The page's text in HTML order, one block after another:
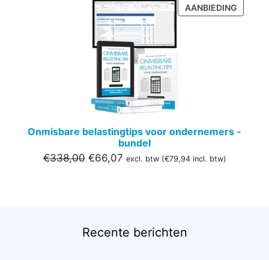
AANBIEDING
IN
Onmisbare belastingtips voor ondernemers -
bundel
€338,00 Oorspronkelijke
€66,07Huidige
excl. btw (€79,94incl. btw)
Recente berichten